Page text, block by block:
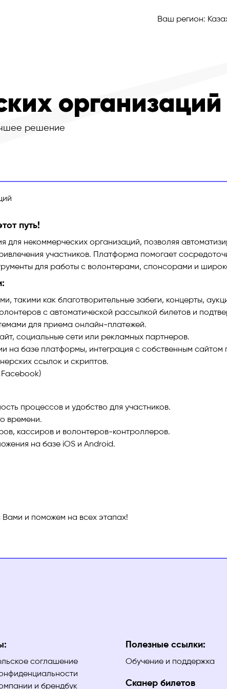
Ваш регион:
организаций
решение
путь!
некоммерческих организаций, позволяя
участников. Платформа помогает
для работы с волонтерами, спонсорами и
такими как благотворительные забеги, концерты,
с автоматической рассылкой билетов и
для приема онлайн-платежей.
социальные сети или рекламных партнеров.
на базе платформы, интеграция с собственным сайтом
ссылок и скриптов.
процессов и удобство для участников.
времени.
кассиров и волонтеров-контроллеров.
на базе iOS и Android.
Вами и поможем на всех этапах!
соглашение
и брендбук
Полезные ссылки:
Обучение и поддержка
Сканер билетов